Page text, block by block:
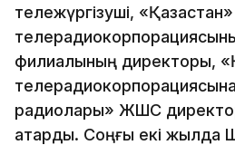
тележүргізуші, «Қазақстан»
филиалының директоры,
телерадиокорпорациясына
радиолары» ЖШС
атқарды. Соңғы екі жылда